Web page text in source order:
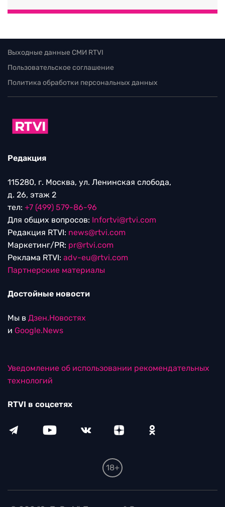
Выходные данные СМИ RTVI
Пользовательское соглашение
Политика обработки персональных данных
Редакция
115280, г. Москва, ул. Ленинская слобода,
д. 26, этаж 2
тел: +7 (499) 579-86-96
Для общих вопросов: Infortvi@rtvi.com
Редакция RTVI: news@rtvi.com
Маркетинг/PR: pr@rtvi.com
Реклама RTVI: adv-eu@rtvi.com
Партнерские материалы
Достойные новости
Мы в Дзен.Новостях
и Google.News
Уведомление об использовании рекомендательных
технологий
RTVI в соцсетях
18+